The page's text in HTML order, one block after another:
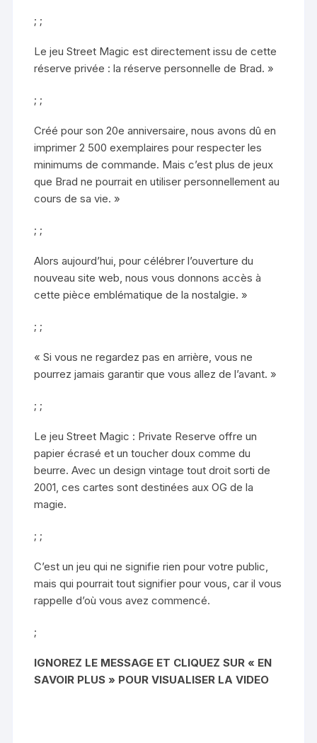
; ;
Le jeu Street Magic est directement issu de cette
réserve privée : la réserve personnelle de Brad. »
; ;
Créé pour son 20e anniversaire, nous avons dû en
imprimer 2 500 exemplaires pour respecter les
minimums de commande. Mais c’est plus de jeux
que Brad ne pourrait en utiliser personnellement au
cours de sa vie. »
; ;
Alors aujourd’hui, pour célébrer l’ouverture du
nouveau site web, nous vous donnons accès à
cette pièce emblématique de la nostalgie. »
; ;
« Si vous ne regardez pas en arrière, vous ne
pourrez jamais garantir que vous allez de l’avant. »
; ;
Le jeu Street Magic : Private Reserve offre un
papier écrasé et un toucher doux comme du
beurre. Avec un design vintage tout droit sorti de
2001, ces cartes sont destinées aux OG de la
magie.
; ;
C’est un jeu qui ne signifie rien pour votre public,
mais qui pourrait tout signifier pour vous, car il vous
rappelle d’où vous avez commencé.
;
IGNOREZ LE MESSAGE ET CLIQUEZ SUR « EN
SAVOIR PLUS » POUR VISUALISER LA VIDEO